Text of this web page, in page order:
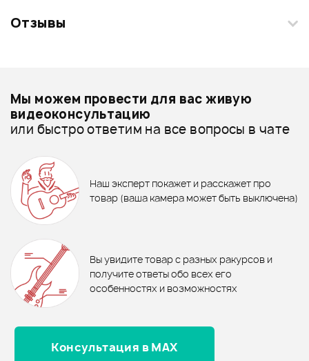
ХИТ
1 460 ₽
Диатоническая губная
гармошка EASTTOP T002 С
В корзину
1 190 ₽
БЛОКФЛЕЙТА YAMAHA YRS-23
IN C
В корзину
1 350 ₽
Блокфлейта HOHNER
Загрузите свои фотографии купленного товара и получите
Отзывы
Отзывы
0.0
Оценка5
Блокфлейты - дешевле
Блокфлейты - дороже
Блокфлейты - новинки
Мы можем провести для вас живую
видеоконсультацию
или быстро ответим на все вопросы в чате
Наш эксперт покажет и расскажет про
товар (ваша камера может быть выключена)
Вы увидите товар с разных ракурсов и
получите ответы обо всех его
особенностях и возможностях
Консультация в MAX